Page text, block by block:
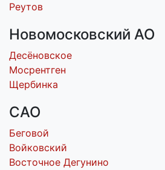
Реутов
Новомосковский АО
Десёновское
Мосрентген
Щербинка
САО
Беговой
Войковский
Восточное Дегунино